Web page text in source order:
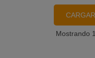
Mostrando 1